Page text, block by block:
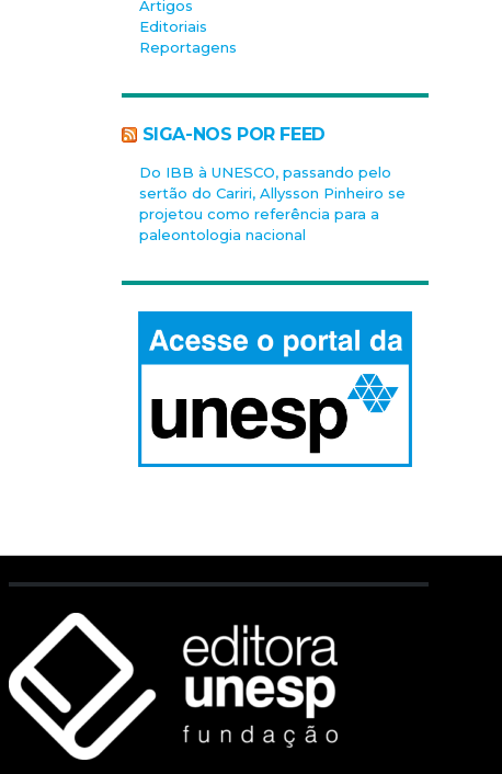
Artigos
Editoriais
Reportagens
SIGA-NOS POR FEED
Do IBB à UNESCO, passando pelo
sertão do Cariri, Allysson Pinheiro se
projetou como referência para a
paleontologia nacional